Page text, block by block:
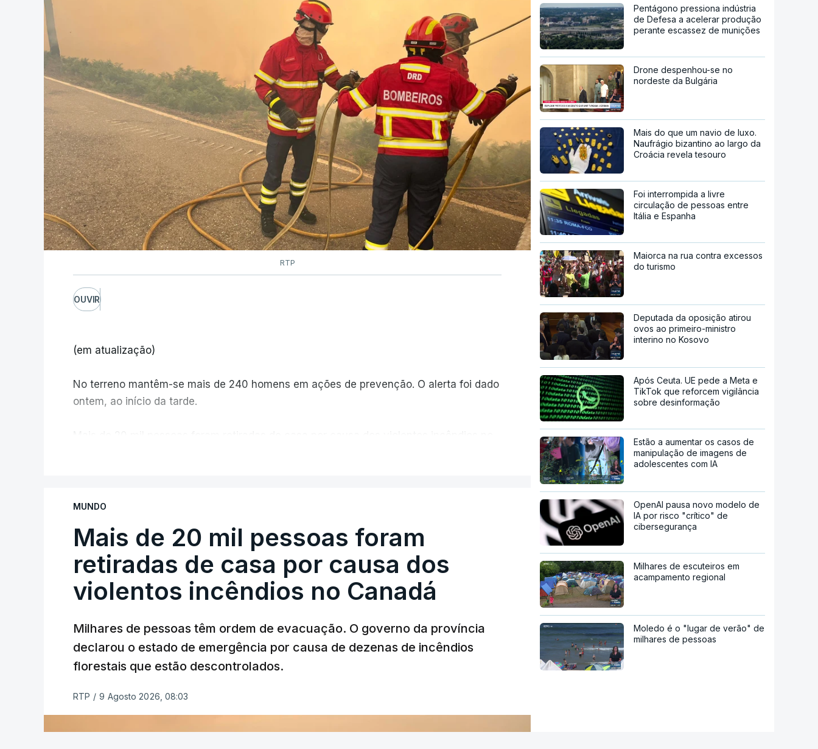
RTP
OUVIR
(em atualização)
No terreno mantêm-se mais de 240 homens em ações de prevenção. O alerta foi dado
ontem, ao início da tarde.
MUNDO
Mais de 20 mil pessoas foram
retiradas de casa por causa dos
violentos incêndios no Canadá
Milhares de pessoas têm ordem de evacuação. O governo da província
declarou o estado de emergência por causa de dezenas de incêndios
florestais que estão descontrolados.
RTP / 9 Agosto 2026, 08:03
Pentágono pressiona indústria
de Defesa a acelerar produção
perante escassez de munições
Drone despenhou-se no
nordeste da Bulgária
Mais do que um navio de luxo.
Naufrágio bizantino ao largo da
Croácia revela tesouro
Foi interrompida a livre
circulação de pessoas entre
Itália e Espanha
Maiorca na rua contra excessos
do turismo
Deputada da oposição atirou
ovos ao primeiro-ministro
interino no Kosovo
Após Ceuta. UE pede a Meta e
TikTok que reforcem vigilância
sobre desinformação
Estão a aumentar os casos de
manipulação de imagens de
adolescentes com IA
OpenAI pausa novo modelo de
IA por risco "crítico" de
cibersegurança
Milhares de escuteiros em
acampamento regional
Moledo é o "lugar de verão" de
milhares de pessoas